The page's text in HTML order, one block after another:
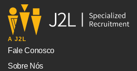
A J2L
Fale Conosco
Sobre Nós